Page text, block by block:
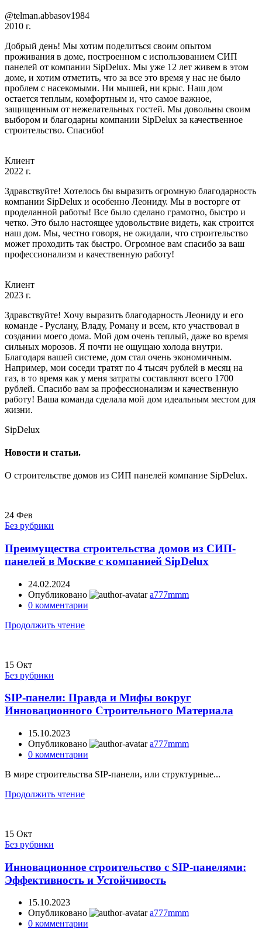
@telman.abbasov1984
2010 г.
Добрый день! Мы хотим поделиться своим опытом
проживания в доме, построенном с использованием СИП
панелей от компании SipDelux. Мы уже 12 лет живем в этом
доме, и хотим отметить, что за все это время у нас не было
проблем с насекомыми. Ни мышей, ни крыс. Наш дом
остается теплым, комфортным и, что самое важное,
защищенным от нежелательных гостей. Мы довольны своим
выбором и благодарны компании SipDelux за качественное
строительство. Спасибо!
Клиент
2022 г.
Здравствуйте! Хотелось бы выразить огромную благодарность
компании SipDelux и особенно Леониду. Мы в восторге от
проделанной работы! Все было сделано грамотно, быстро и
четко. Это было настоящее удовольствие видеть, как строится
наш дом. Мы, честно говоря, не ожидали, что строительство
может проходить так быстро. Огромное вам спасибо за ваш
профессионализм и качественную работу!
Клиент
2023 г.
Здравствуйте! Хочу выразить благодарность Леониду и его
команде - Руслану, Владу, Роману и всем, кто участвовал в
создании моего дома. Мой дом очень теплый, даже во время
сильных морозов. Я почти не ощущаю холода внутри.
Благодаря вашей системе, дом стал очень экономичным.
Например, мои соседи тратят по 4 тысяч рублей в месяц на
газ, в то время как у меня затраты составляют всего 1700
рублей. Спасибо вам за профессионализм и качественную
работу! Ваша команда сделала мой дом идеальным местом для
жизни.
SipDelux
Новости и статьи.
О строительстве домов из СИП панелей компание SipDelux.
24 Фев
Без рубрики
Преимущества строительства домов из СИП-
панелей в Москве с компанией SipDelux
24.02.2024
Опубликовано
a777mmm
0 комментарии
Продолжить чтение
15 Окт
Без рубрики
SIP-панели: Правда и Мифы вокруг
Инновационного Строительного Материала
15.10.2023
Опубликовано
a777mmm
0 комментарии
В мире строительства SIP-панели, или структурные...
Продолжить чтение
15 Окт
Без рубрики
Инновационное строительство с SIP-панелями:
Эффективность и Устойчивость
15.10.2023
Опубликовано
a777mmm
0 комментарии